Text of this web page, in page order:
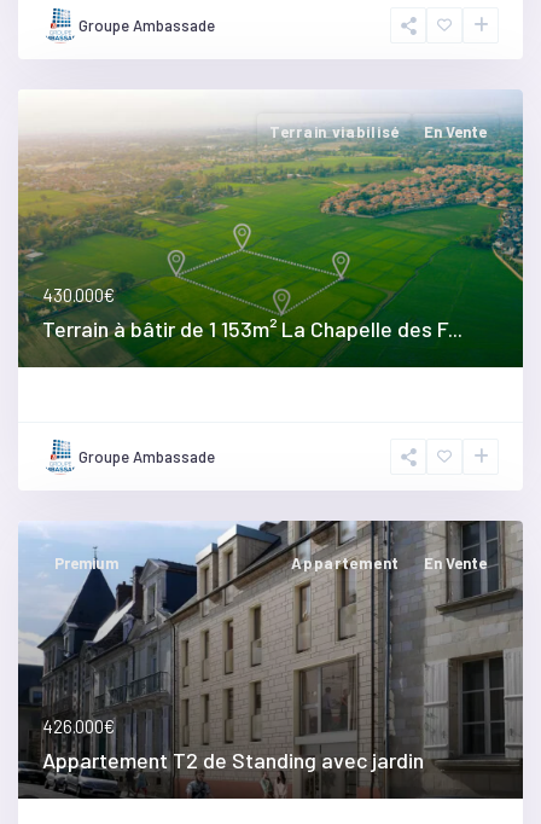
Groupe Ambassade
Terrain viabilisé En Vente
430.000€
Terrain à bâtir de 1 153m² La Chapelle des F...
Groupe Ambassade
Premium Appartement En Vente
426.000€
Appartement T2 de Standing avec jardin